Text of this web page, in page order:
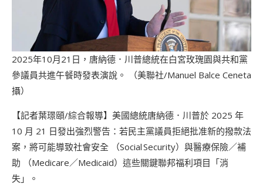
2025年10月21日，唐納德．川普總統在白宮玫瑰園與共和黨
參議員共進午餐時發表演說。 （美聯社/Manuel Balce Ceneta
攝）
【記者葉璟頤/綜合報導】美國總統唐納德．川普於 2025 年
10 月 21 日發出強烈警告：若民主黨議員拒絕批准新的撥款法
案，將可能導致社會安全 （Social Security）與醫療保險／補
助 （Medicare／Medicaid）這些關鍵聯邦福利項目「消
失」。